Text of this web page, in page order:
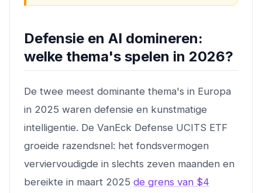
Defensie en AI domineren:
welke thema's spelen in 2026?
De twee meest dominante thema's in Europa
in 2025 waren defensie en kunstmatige
intelligentie. De VanEck Defense UCITS ETF
groeide razendsnel: het fondsvermogen
verviervoudigde in slechts zeven maanden en
bereikte in maart 2025 de grens van $4